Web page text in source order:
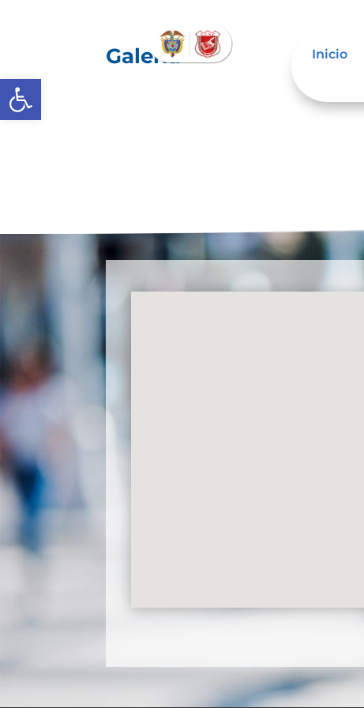
Abrir barra de herramientas
Inicio
Galería